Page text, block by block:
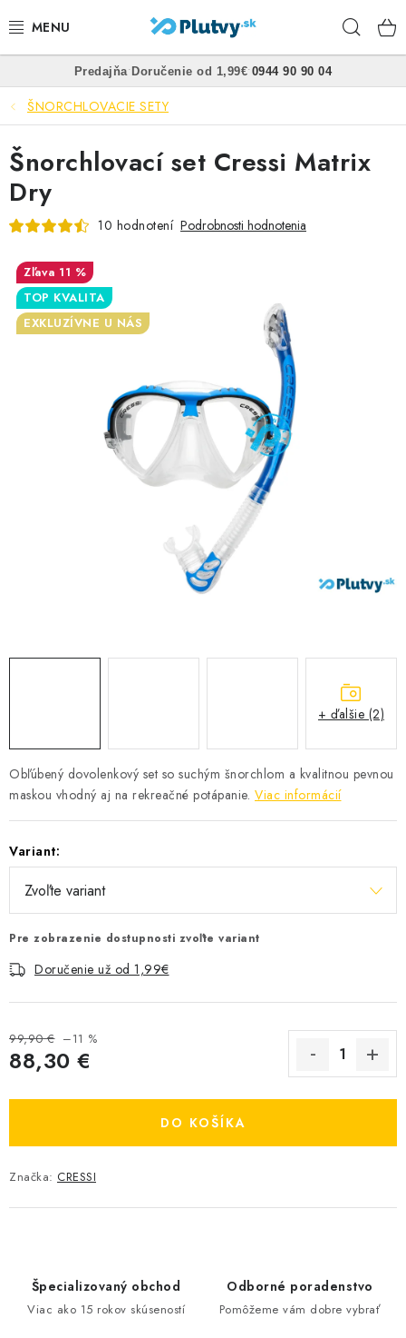
na
PLÁVANIE
ŠNORCHLOVANIE
FREEDIVING
SPEARFISHING
POTÁPANIE
OBLEČENIE
VŠETKO PRE DETI
HRAČKY DO VODY
Predajňa• Doručenie od 1,99€• 0944 90 90 04
ŠNORCHLOVACIE SETY
Obľúbený dovolenkový set so suchým šnorchlom a kvalitnou pevnou
maskou vhodný aj na rekreačné potápanie. Viac informácií
Variant:
Pre zobrazenie dostupnosti zvoľte variant
Doručenie už od 1,99€
99,90 € –11 %
88,30 €
DO KOŠÍKA
Značka: CRESSI
Šnorchlovací set Cressi Matrix
Dry
10 hodnotení Podrobnosti hodnotenia
11 %
TOP KVALITA
EXKLUZÍVNE U NÁS
+ ďalšie (2)
Špecializovaný obchod
Viac ako 15 rokov skúseností
Odborné poradenstvo
Pomôžeme vám dobre vybrať